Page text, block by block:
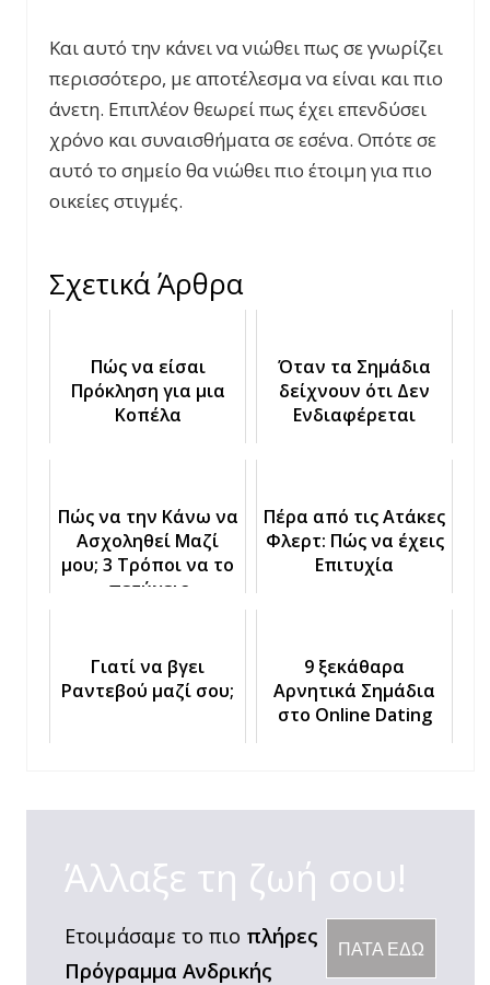
Και αυτό την κάνει να νιώθει πως σε γνωρίζει
περισσότερο, με αποτέλεσμα να είναι και πιο
άνετη. Επιπλέον θεωρεί πως έχει επενδύσει
χρόνο και συναισθήματα σε εσένα. Οπότε σε
αυτό το σημείο θα νιώθει πιο έτοιμη για πιο
οικείες στιγμές.
Σχετικά Άρθρα
Πώς να είσαι
Πρόκληση για μια
Κοπέλα
Όταν τα Σημάδια
δείχνουν ότι Δεν
Ενδιαφέρεται
Πώς να την Κάνω να
Ασχοληθεί Μαζί
μου; 3 Τρόποι να το
πετύχεις
Πέρα από τις Ατάκες
Φλερτ: Πώς να έχεις
Επιτυχία
Γιατί να βγει
Ραντεβού μαζί σου;
9 ξεκάθαρα
Αρνητικά Σημάδια
στο Online Dating
Άλλαξε τη ζωή σου!
ΠΑΤΑ ΕΔΩ
Ετοιμάσαμε το πιο πλήρες
Πρόγραμμα Ανδρικής